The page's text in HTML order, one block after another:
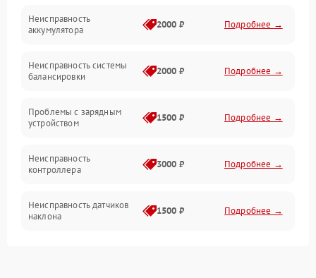
Механические повреждения
Неисправность
аккумулятора
2000 ₽ Подробнее →
Неисправность системы
балансировки
2000 ₽ Подробнее →
Проблемы с зарядным
устройством
1500 ₽ Подробнее →
Неисправность
контроллера
3000 ₽ Подробнее →
Неисправность датчиков
наклона
1500 ₽ Подробнее →